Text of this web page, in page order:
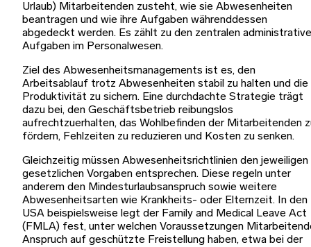
Urlaub) Mitarbeitenden zusteht, wie sie Abwesenheiten
beantragen und wie ihre Aufgaben währenddessen
abgedeckt werden. Es zählt zu den zentralen
Aufgaben im Personalwesen.
Ziel des Abwesenheitsmanagements ist es, den
Arbeitsablauf trotz Abwesenheiten stabil zu halten und die
Produktivität zu sichern. Eine durchdachte Strategie trägt
dazu bei, den Geschäftsbetrieb reibungslos
aufrechtzuerhalten, das Wohlbefinden der Mitarbeitenden
fördern, Fehlzeiten zu reduzieren und Kosten zu senken.
Gleichzeitig müssen Abwesenheitsrichtlinien den jeweiligen
gesetzlichen Vorgaben entsprechen. Diese regeln unter
anderem den Mindesturlaubsanspruch sowie weitere
Abwesenheitsarten wie Krankheits- oder Elternzeit. In den
USA beispielsweise legt der Family and Medical Leave Act
(FMLA) fest, unter welchen Voraussetzungen
Anspruch auf geschützte Freistellung haben, etwa bei der